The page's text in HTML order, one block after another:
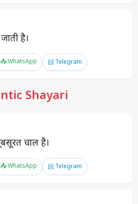
है।
📤 WhatsApp 📨 Telegram
Shayari
चाल है।
📤 WhatsApp 📨 Telegram